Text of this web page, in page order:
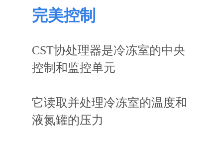
完美控制
CST协处理器是冷冻室的中央
控制和监控单元
它读取并处理冷冻室的温度和
液氮罐的压力